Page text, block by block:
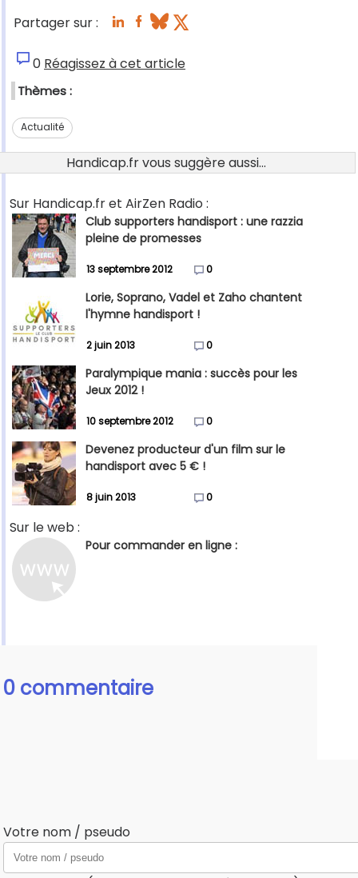
Partager sur :
0 Réagissez à cet article
Thèmes :
Actualité
Handicap.fr vous suggère aussi...
Sur Handicap.fr et AirZen Radio :
Club supporters handisport : une razzia
pleine de promesses
13 septembre 2012 0
Lorie, Soprano, Vadel et Zaho chantent
l'hymne handisport !
2 juin 2013 0
Paralympique mania : succès pour les
Jeux 2012 !
10 septembre 2012 0
Devenez producteur d'un film sur le
handisport avec 5 € !
8 juin 2013 0
Sur le web :
Pour commander en ligne :
0 commentaire
Votre nom / pseudo